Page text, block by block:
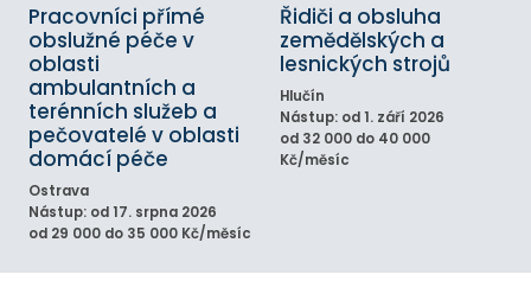
Pracovníci přímé
obslužné péče v
oblasti
ambulantních a
terénních služeb a
pečovatelé v oblasti
domácí péče
Ostrava
Nástup: od 17. srpna 2026
od 29 000 do 35 000 Kč/měsíc
Řidiči a obsluha
zemědělských a
lesnických strojů
Hlučín
Nástup: od 1. září 2026
od 32 000 do 40 000
Kč/měsíc